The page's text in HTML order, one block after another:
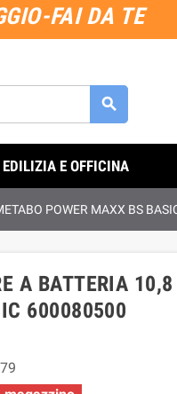
FAI DA TE

EDILIZIA E OFFICINA
POWER MAXX BS
A BATTERIA
600080500